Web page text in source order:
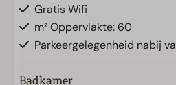
Gratis Wifi
m² Oppervlakte: 60
Parkeergelegenheid nabij
Badkamer